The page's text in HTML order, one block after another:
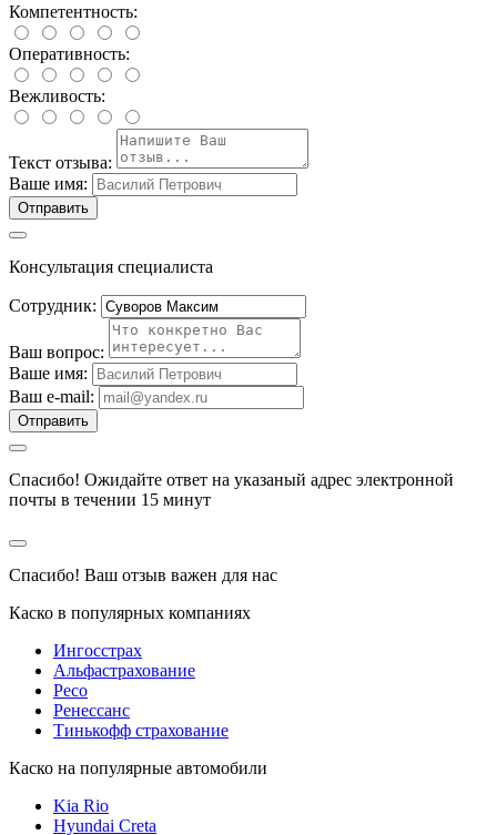
Компетентность:
Оперативность:
Вежливость:
Текст отзыва:
Ваше имя:
Отправить
Консультация специалиста
Сотрудник:
Ваш вопрос:
Ваше имя:
Ваш e-mail:
Отправить
Спасибо! Ожидайте ответ на указаный адрес электронной
почты в течении 15 минут
Спасибо! Ваш отзыв важен для нас
Каско в популярных компаниях
Ингосстрах
Альфастрахование
Ресо
Ренессанс
Тинькофф страхование
Каско на популярные автомобили
Kia Rio
Hyundai Creta